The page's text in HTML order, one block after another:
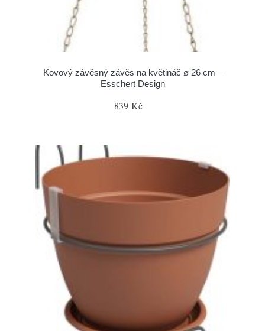
Kovový závěsný závěs na květináč ø 26 cm –
Esschert Design
839 Kč